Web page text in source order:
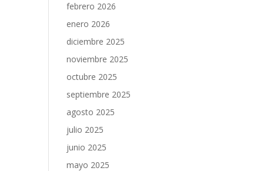
febrero 2026
enero 2026
diciembre 2025
noviembre 2025
octubre 2025
septiembre 2025
agosto 2025
julio 2025
junio 2025
mayo 2025